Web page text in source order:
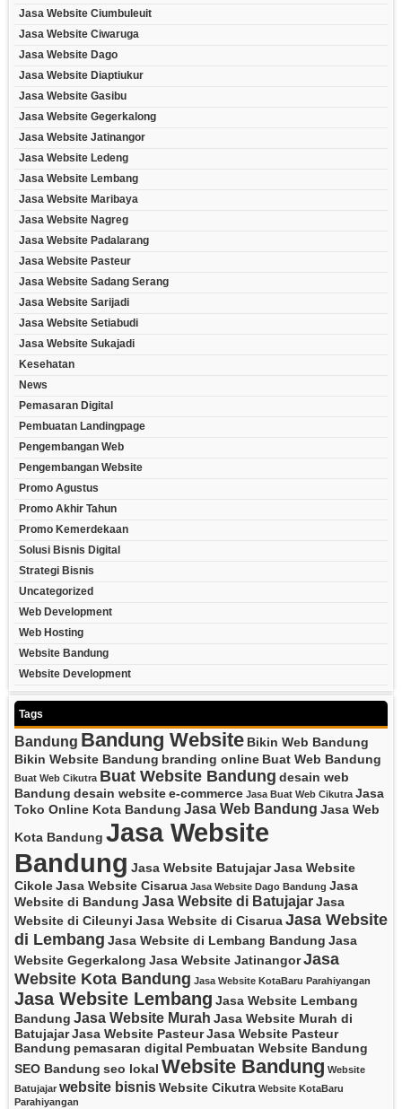
Jasa Website Ciumbuleuit
Jasa Website Ciwaruga
Jasa Website Dago
Jasa Website Diaptiukur
Jasa Website Gasibu
Jasa Website Gegerkalong
Jasa Website Jatinangor
Jasa Website Ledeng
Jasa Website Lembang
Jasa Website Maribaya
Jasa Website Nagreg
Jasa Website Padalarang
Jasa Website Pasteur
Jasa Website Sadang Serang
Jasa Website Sarijadi
Jasa Website Setiabudi
Jasa Website Sukajadi
Kesehatan
News
Pemasaran Digital
Pembuatan Landingpage
Pengembangan Web
Pengembangan Website
Promo Agustus
Promo Akhir Tahun
Promo Kemerdekaan
Solusi Bisnis Digital
Strategi Bisnis
Uncategorized
Web Development
Web Hosting
Website Bandung
Website Development
Tags
Bandung Bandung Website Bikin Web Bandung
Bikin Website Bandung branding online Buat Web Bandung
Buat Web Cikutra Buat Website Bandung desain web
Bandung desain websitee-commerce Jasa Buat Web Cikutra Jasa
Toko Online Kota Bandung Jasa Web Bandung Jasa Web
Kota Bandung Jasa Website
Bandung Jasa Website BatujajarJasa Website
CikoleJasa Website Cisarua Jasa Website Dago Bandung Jasa
Website di Bandung Jasa Website di BatujajarJasa
Website di Cileunyi Jasa Website di CisaruaJasa Website
di Lembang Jasa Website di Lembang Bandung Jasa
Website Gegerkalong Jasa Website JatinangorJasa
Website Kota Bandung Jasa Website KotaBaru Parahiyangan
Jasa Website Lembang Jasa Website Lembang
Bandung Jasa Website Murah Jasa Website Murah di
BatujajarJasa Website PasteurJasa Website Pasteur
Bandung pemasaran digital Pembuatan Website Bandung
SEO Bandung seo lokal Website Bandung Website
Batujajar website bisnisWebsite Cikutra Website KotaBaru
Parahiyangan